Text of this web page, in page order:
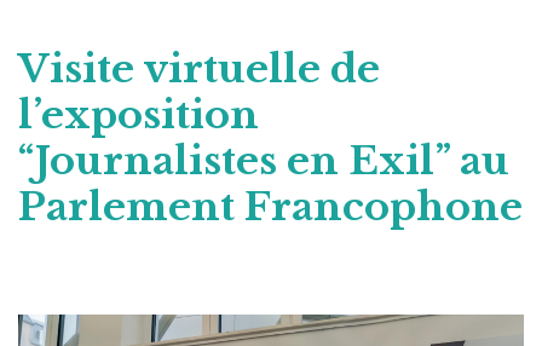
Visite virtuelle de
l’exposition
“Journalistes en Exil” au
Parlement Francophone